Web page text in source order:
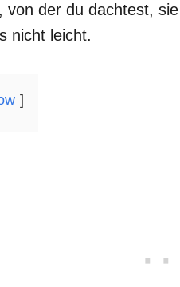
von der du dachtest,
nicht leicht.